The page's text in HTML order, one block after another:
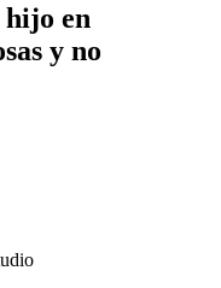
en
y no